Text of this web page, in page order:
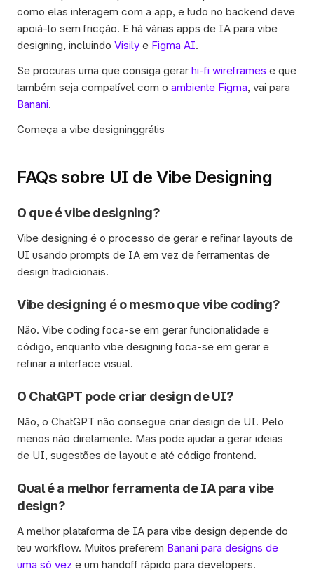
como elas interagem com a app, e tudo no backend deve
apoiá-lo sem fricção. E há várias apps de IA para vibe
designing, incluindo Visily e Figma AI.
Se procuras uma que consiga gerar hi-fi wireframes e que
também seja compatível com o ambiente Figma
Banani.
Começa a vibe designinggrátis
FAQs sobre UI de Vibe Designing
O que é vibe designing?
Vibe designing é o processo de gerar e refinar layouts de
UI usando prompts de IA em vez de ferramentas de
design tradicionais.
Vibe designing é o mesmo que vibe coding?
Não. Vibe coding foca-se em gerar funcionalidade e
código, enquanto vibe designing foca-se em gerar e
refinar a interface visual.
O ChatGPT pode criar design de UI?
Não, o ChatGPT não consegue criar design de UI. Pelo
menos não diretamente. Mas pode ajudar a gerar ideias
de UI, sugestões de layout e até código frontend.
Qual é a melhor ferramenta de IA para vibe
design?
A melhor plataforma de IA para vibe design depende do
teu workflow. Muitos preferem Banani para designs de
uma só vez e um handoff rápido para developers.